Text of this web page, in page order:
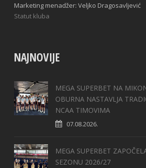
Marketing menadžer: Veljko Dragosavljević
Statut kluba
NAJNOVIJE
MEGA SUPERBET NA
OBURNA NASTAVLJA
NCAA TIMOVIMA
07.08.2026.
MEGA SUPERBET
SEZONU 2026/27